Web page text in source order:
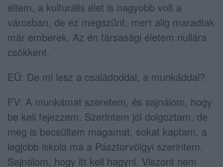
éltem, a kulturális élet is nagyobb volt a
városban, de ez megszűnt, mert alig maradtak
már emberek. Az én társasági életem nullára
csökkent.
EÜ: De mi lesz a családoddal, a munkáddal?
FV: A munkámat szeretem, és sajnálom, hogy
be kell fejezzem. Szerintem jól dolgoztam, de
meg is becsültem magamat, sokat kaptam, a
legjobb iskola ma a Pásztorvölgyi szerintem.
Sajnálom, hogy itt kell hagyni. Viszont nem